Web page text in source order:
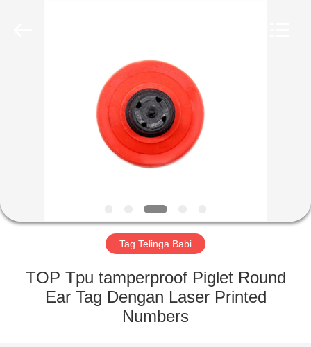
TUR
KONTROL
Tag Telinga Babi
TOP Tpu tamperproof Piglet Round
Ear Tag Dengan Laser Printed
Numbers